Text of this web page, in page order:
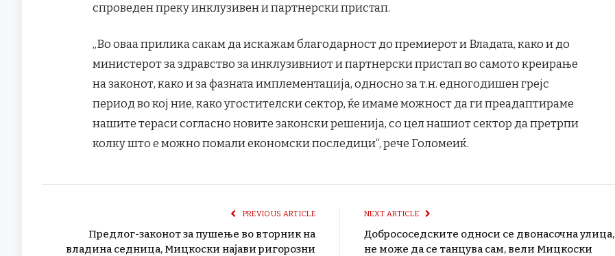
спроведен преку инклузивен и партнерски пристап.
„Во оваа прилика сакам да искажам благодарност до премиерот и Владата, како и до
министерот за здравство за инклузивниот и партнерски пристап во самото креирање
на законот, како и за фазната имплементација, односно за т.н. едногодишен грејс
период во кој ние, како угостителски сектор, ќе имаме можност да ги преадаптираме
нашите тераси согласно новите законски решенија, со цел нашиот сектор да претрпи
колку што е можно помали економски последици“, рече Голомеиќ.
PREVIOUS ARTICLE
Предлог-законот за пушење во вторник на
владина седница, Мицкоски најави ригорозни
NEXT ARTICLE
Добрососедските односи се двонасочна улица,
не може да се танцува сам, вели Мицкоски